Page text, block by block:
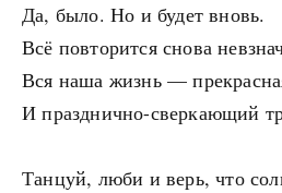
Да, было. Но и будет вновь.
Всё повторится снова
Вся наша жизнь —
И празднично-сверкающий
Танцуй, люби и верь, что